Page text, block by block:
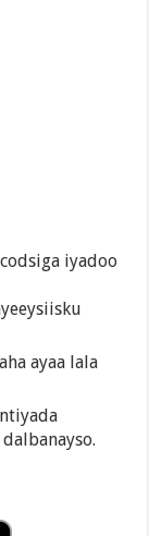
iyadoo
ayaa lala